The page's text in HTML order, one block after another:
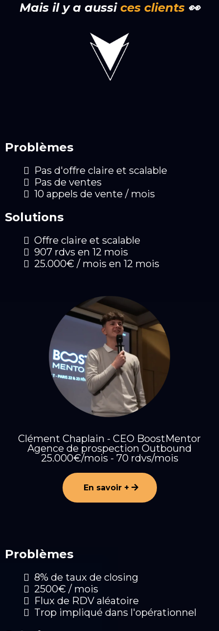
Mais il y a aussi ces clients👀
Problèmes
Pas d'offre claire et scalable
Pas de ventes
10 appels de vente / mois
Solutions
Offre claire et scalable
907 rdvs en 12 mois
25.000€ / mois en 12 mois
Clément Chaplain - CEO BoostMentor
Agence de prospection Outbound
25.000€/mois - 70 rdvs/mois
En savoir +
Problèmes
8% de taux de closing
2500€ / mois
Flux de RDV aléatoire
Trop impliqué dans l'opérationnel